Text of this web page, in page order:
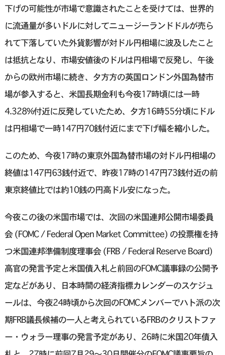
下げの可能性が市場で意識されたことを受けては、世界的
に流通量が多いドルに対してニュージーランドドルが売ら
れて下落していた外貨影響が対ドル円相場に波及したこと
は抵抗となり、市場安値後のドルは円相場で反発し、午後
からの欧州市場に続き、夕方方の英国ロンドン外国為替市
場が参入すると、米国長期金利も今夜17時頃には一時
4.328%付近に反発していたため、夕方16時55分頃にドル
は円相場で一時147円70銭付近にまで下げ幅を縮小した。
このため、今夜17時の東京外国為替市場の対ドル円相場の
終値は147円63銭付近で、昨夜17時の147円73銭付近の前
東京終値比では約10銭の円高ドル安になった。
今夜この後の米国市場では、次回の米国連邦公開市場委員
会 (FOMC / Federal Open Market Committee) の投票権を持
つ米国連邦準備制度理事会 (FRB / Federal Reserve Board)
高官の発言予定と米国債入札と前回のFOMC議事録の公開予
定などがあり、日本時間の経済指標カレンダーのスケジュ
ールは、今夜24時頃から次回のFOMCメンバーでハト派の次
期FRB議長候補の一人と考えられているFRBのクリストファ
ー・ウォラー理事の発言予定があり、26時に米国20年債入